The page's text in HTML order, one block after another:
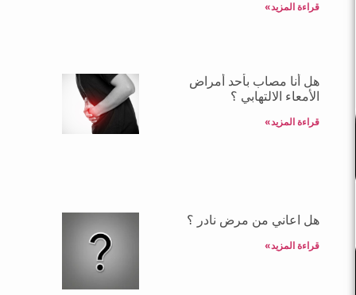
قراءة المزيد»
هل أنا مصاب بأحد أمراض
الأمعاء الالتهابي ؟
قراءة المزيد»
هل اعاني من مرض نادر ؟
قراءة المزيد»